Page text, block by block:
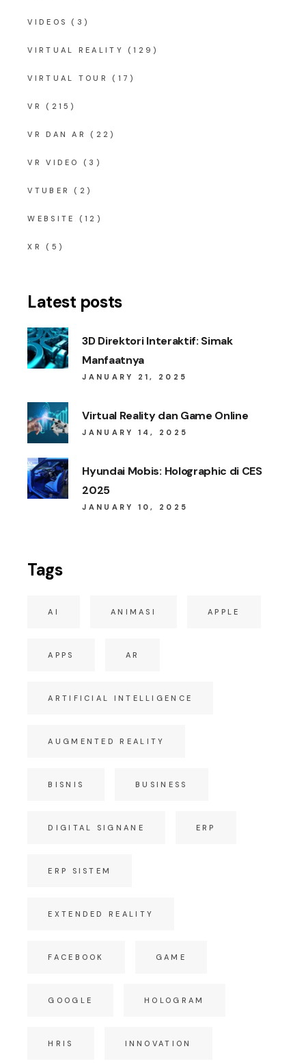
VIDEOS (3)
VIRTUAL REALITY (129)
VIRTUAL TOUR (17)
VR (215)
VR DAN AR (22)
VR VIDEO (3)
VTUBER (2)
WEBSITE (12)
XR (5)
Latest posts
3D Direktori Interaktif: Simak
Manfaatnya
JANUARY 21, 2025
Virtual Reality dan Game Online
JANUARY 14, 2025
Hyundai Mobis: Holographic di CES
2025
JANUARY 10, 2025
Tags
AI ANIMASI APPLE
APPS AR
ARTIFICIAL INTELLIGENCE
AUGMENTED REALITY
BISNIS BUSINESS
DIGITAL SIGNANE ERP
ERP SISTEM
EXTENDED REALITY
FACEBOOK GAME
GOOGLE HOLOGRAM
HRIS INNOVATION